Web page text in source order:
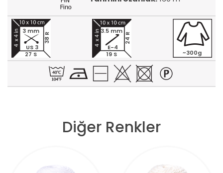
27 S
38 R
3 mm
US 3
19 S
24 R
3.5 mm
E-4
~300g
Diğer Renkler